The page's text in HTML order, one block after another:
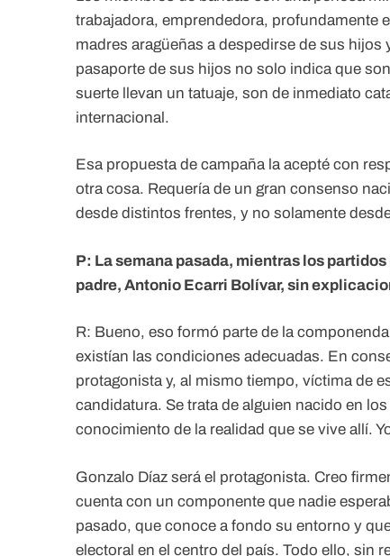
trabajadora, emprendedora, profundamente
madres aragüeñas a despedirse de sus
pasaporte de sus hijos no solo indica que
suerte llevan un tatuaje, son de inmediato
internacional.
Esa propuesta de campaña la acepté con
otra cosa. Requería de un gran consenso
desde distintos frentes, y no solamente
P: La semana pasada, mientras los
padre, Antonio Ecarri Bolívar, sin
R: Bueno, eso formó parte de la
existían las condiciones adecuadas. En
protagonista y, al mismo tiempo, víctima de
candidatura. Se trata de alguien nacido en
conocimiento de la realidad que se vive allí.
Gonzalo Díaz será el protagonista. Creo
cuenta con un componente que nadie
pasado, que conoce a fondo su entorno y
electoral en el centro del país. Todo ello, sin